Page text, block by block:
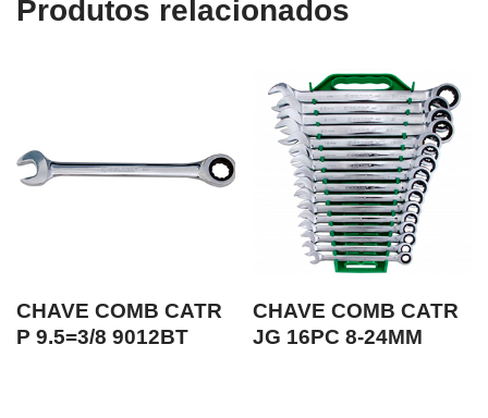
Produtos relacionados
CHAVE COMB CATR
P 9.5=3/8 9012BT
CHAVE COMB CATR
JG 16PC 8-24MM